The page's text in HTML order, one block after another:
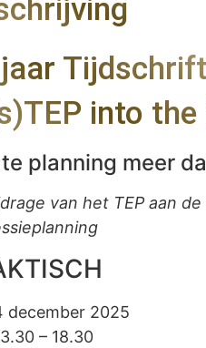
into
planning meer
van het TEP aan
december 2025
– 18.30